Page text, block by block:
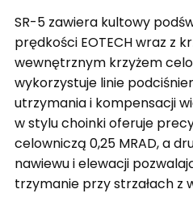
SR-5 zawiera kultowy
prędkości EOTECH wraz z
wewnętrznym krzyżem
wykorzystuje linie
utrzymania i kompensacji
w stylu choinki oferuje
celowniczą 0,25 MRAD, a
nawiewu i elewacji
trzymanie przy strzałach z